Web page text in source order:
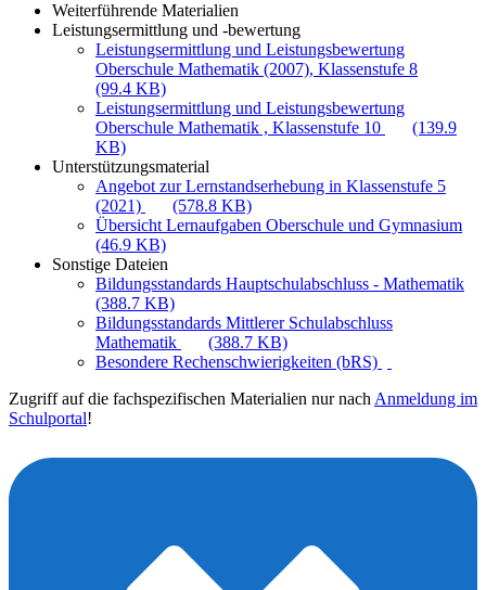
Weiterführende Materialien
Leistungsermittlung und -bewertung
Leistungsermittlung und Leistungsbewertung
Oberschule Mathematik (2007), Klassenstufe 8
(99.4 KB)
Leistungsermittlung und Leistungsbewertung
Oberschule Mathematik , Klassenstufe 10
(139.9
KB)
Unterstützungsmaterial
Angebot zur Lernstandserhebung in Klassenstufe 5
(2021)
(578.8 KB)
Übersicht Lernaufgaben Oberschule und Gymnasium
(46.9 KB)
Sonstige Dateien
Bildungsstandards Hauptschulabschluss - Mathematik
(388.7 KB)
Bildungsstandards Mittlerer Schulabschluss
Mathematik
(388.7 KB)
Besondere Rechenschwierigkeiten (bRS)
Zugriff auf die fachspezifischen Materialien nur nach Anmeldung im
Schulportal!